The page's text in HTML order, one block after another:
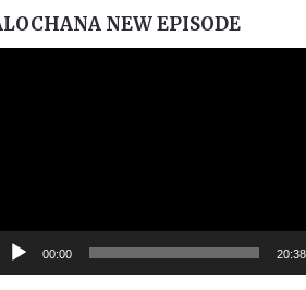
NEW EPISODE
00:00 20:38